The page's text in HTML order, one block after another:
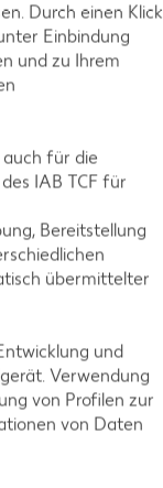
Durch einen Klick
Einbindung
und zu Ihrem
auch für die
IAB TCF für
Bereitstellung
übermittelter
und
Verwendung
von Profilen zur
von Daten